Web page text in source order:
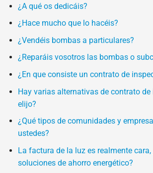
¿A qué os dedicáis?
¿Hace mucho que lo hacéis?
¿Vendéis bombas a particulares?
¿Reparáis vosotros las bombas o
¿En que consiste un contrato de
Hay varias alternativas de contrato de
elijo?
¿Qué tipos de comunidades y
ustedes?
La factura de la luz es realmente cara,
soluciones de ahorro energético?